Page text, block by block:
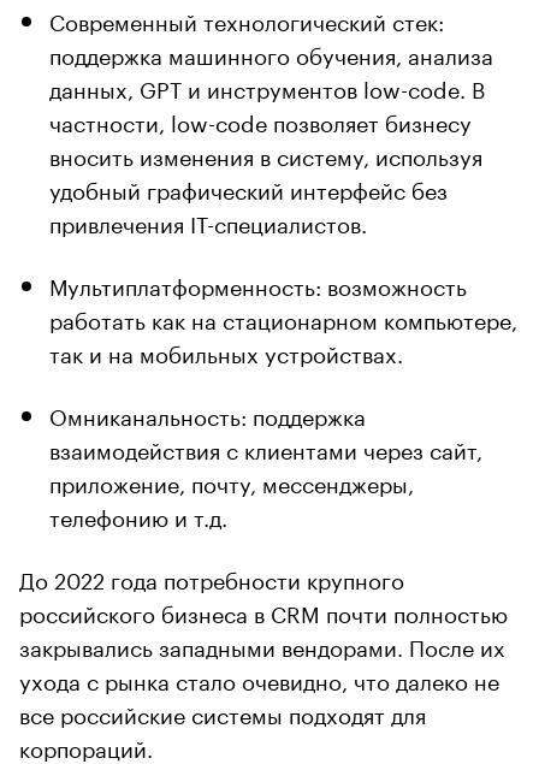
Современный технологический стек:
поддержка машинного обучения, анализа
данных, GPT и инструментов low-code. В
частности, low-code позволяет бизнесу
вносить изменения в систему, используя
удобный графический интерфейс без
привлечения IT-специалистов.
Мультиплатформенность: возможность
работать как на стационарном компьютере,
так и на мобильных устройствах.
Омниканальность: поддержка
взаимодействия с клиентами через сайт,
приложение, почту, мессенджеры,
телефонию и т.д.
До 2022 года потребности крупного
российского бизнеса в CRM почти полностью
закрывались западными вендорами. После их
ухода с рынка стало очевидно, что далеко не
все российские системы подходят для
корпораций.